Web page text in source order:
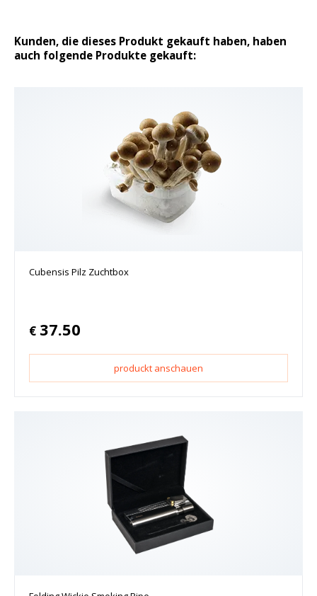
Kunden, die dieses Produkt gekauft haben, haben
auch folgende Produkte gekauft:
Cubensis Pilz Zuchtbox
€ 37.50
produckt anschauen